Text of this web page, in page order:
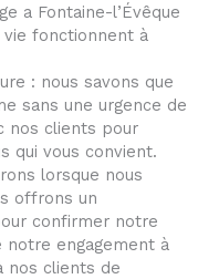
a Fontaine-l’Évêque
fonctionnent à
: nous savons que
sans une urgence de
nos clients pour
qui vous convient.
lorsque nous
offrons un
confirmer notre
notre engagement à
nos clients de